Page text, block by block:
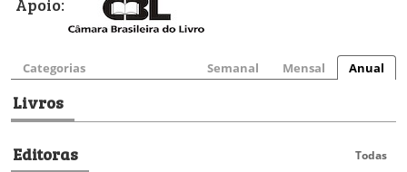
Categorias Semanal Mensal Anual
Livros
Editoras Todas